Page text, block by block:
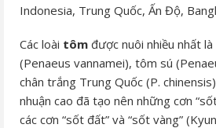
Indonesia, Trung Quốc, Ấn Độ,
Các loài tôm được nuôi nhiều nhất
(Penaeus vannamei), tôm sú
chân trắng Trung Quốc (P.
nhuận cao đã tạo nên những cơn
các cơn “sốt đất” và “sốt vàng”